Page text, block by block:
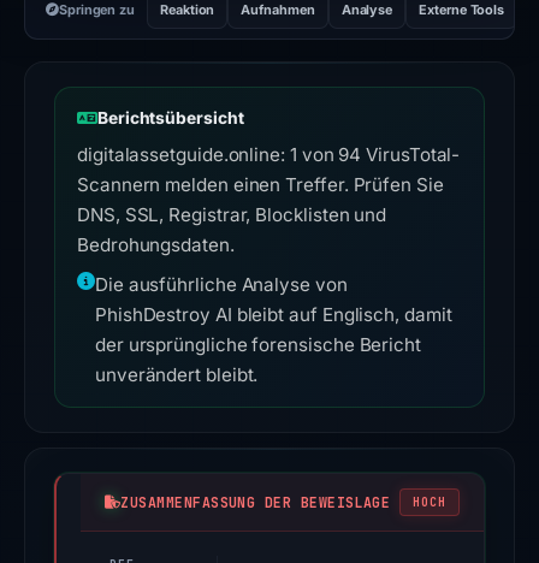
Springen zu Reaktion Aufnahmen Analyse Externe Tools
Berichtsübersicht
digitalassetguide.online: 1 von 94 VirusTotal-
Scannern melden einen Treffer. Prüfen Sie
DNS, SSL, Registrar, Blocklisten und
Bedrohungsdaten.
Die ausführliche Analyse von
PhishDestroy AI bleibt auf Englisch, damit
der ursprüngliche forensische Bericht
unverändert bleibt.
ZUSAMMENFASSUNG DER BEWEISLAGE HOCH